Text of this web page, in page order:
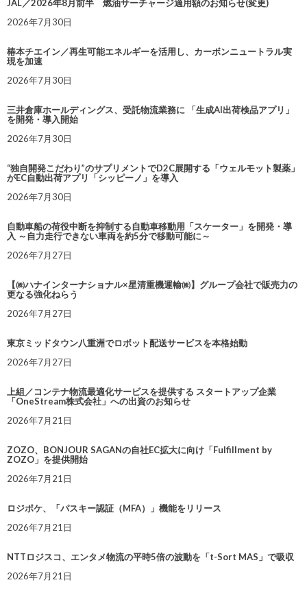
JAL／2026年8月前半 燃油サーチャージ適用額のお知らせ(変更)
2026年7月30日
椿本チエイン／再生可能エネルギーを活用し、カーボンニュートラル実
現を加速
2026年7月30日
三井倉庫ホールディングス、受託物流業務に 「生成AI出荷検品アプリ」
を開発・導入開始
2026年7月30日
“独自開発こだわり”のサプリメントでD2C展開する「ウェルモット製薬」
がEC自動出荷アプリ「シッピーノ」を導入
2026年7月30日
自動車船の荷役中断を抑制する自動車移動用「スケーター」を開発・導
入 ～自力走行できない車両を約5分で移動可能に～
2026年7月27日
【㈱ハナインターナショナル×星清重機運輸㈱】グループ会社で販売力の
更なる強化ねらう
2026年7月27日
東京ミッドタウン八重洲でロボット配送サービスを本格始動
2026年7月27日
上組／コンテナ物流最適化サービスを提供する スタートアップ企業
「OneStream株式会社」への出資のお知らせ
2026年7月21日
ZOZO、BONJOUR SAGANの自社EC拡大に向け「Fulfillment by
ZOZO」を提供開始
2026年7月21日
ロジポケ、「パスキー認証（MFA）」機能をリリース
2026年7月21日
NTTロジスコ、エンタメ物流の平時5倍の波動を「t-Sort MAS」で吸収
2026年7月21日